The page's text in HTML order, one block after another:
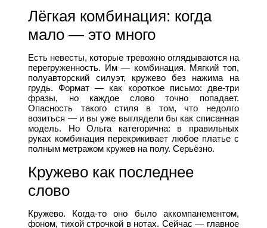
Лёгкая комбинация: когда
мало — это много
Есть невесты, которые тревожно оглядываются на
перегруженность. Им — комбинация. Мягкий топ,
полуавторский силуэт, кружево без нажима на
грудь. Формат — как короткое письмо: две-три
фразы, но каждое слово точно попадает.
Опасность такого стиля в том, что недолго
возиться — и вы уже выглядели бы как списанная
модель. Но Ольга категорична: в правильных
руках комбинация перекрикивает любое платье с
полным метражом кружев на полу. Серьёзно.
Кружево как последнее
слово
Кружево. Когда-то оно было аккомпанементом,
фоном, тихой строчкой в нотах. Сейчас — главное